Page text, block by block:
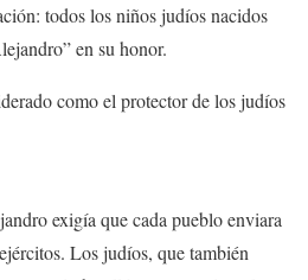
todos los niños judíos nacidos
en su honor.
como el protector de los judíos
exigía que cada pueblo enviara
Los judíos, que también